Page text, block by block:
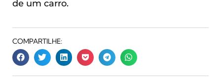
de um carro.
COMPARTILHE: